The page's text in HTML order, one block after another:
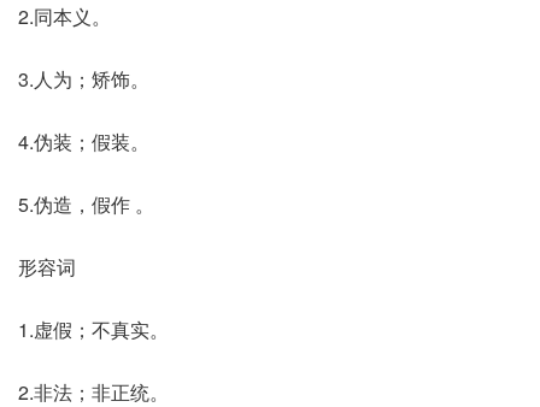
2.同本义。
3.人为；矫饰。
4.伪装；假装。
5.伪造，假作 。
形容词
1.虚假；不真实。
2.非法；非正统。